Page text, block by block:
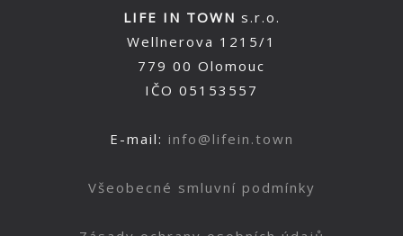
LIFE IN TOWN s.r.o.
Wellnerova 1215/1
779 00 Olomouc
IČO 05153557
E-mail: info@lifein.town
Všeobecné smluvní podmínky